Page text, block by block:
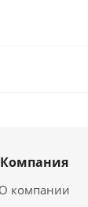
Компания
О компании